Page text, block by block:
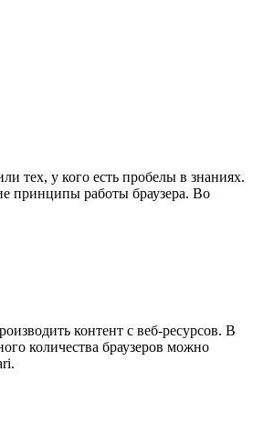
тех, у кого есть пробелы в знаниях.
принципы работы браузера. Во
контент с веб-ресурсов. В
количества браузеров можно